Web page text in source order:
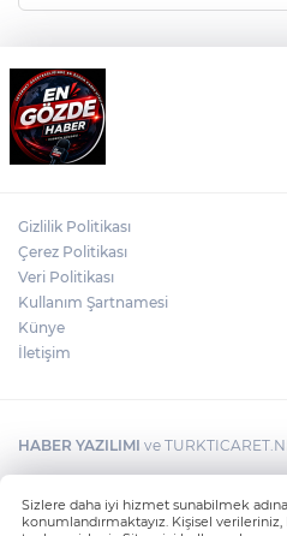
Gizlilik Politikası
Çerez Politikası
Veri Politikası
Kullanım Şartnamesi
Künye
İletişim
HABER YAZILIMI ve
Sizlere daha iyi hizmet sunabilmek
konumlandırmaktayız. Kişisel
Whatsapp